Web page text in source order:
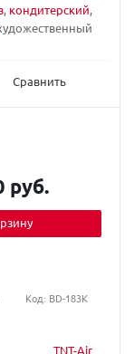
, кондитерский,
Сравнить
TNT-Air
руб.
Код: BD-183K